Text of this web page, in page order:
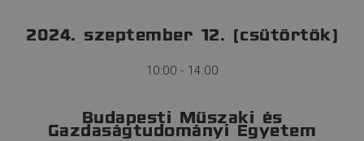
2024. szeptember 12. (csütörtök)
10:00 - 14:00
Budapesti Műszaki és
Gazdaságtudományi Egyetem